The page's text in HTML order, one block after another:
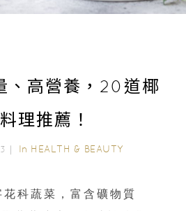
、高營養，20道椰
理推薦！
｜ In HEALTH & BEAUTY
科蔬菜，富含礦物質